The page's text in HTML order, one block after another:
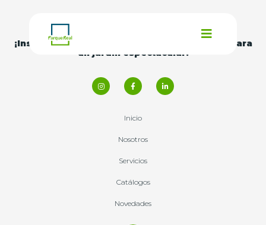
¡Inspírate con nuestras
para
un jardín espectacular!
Inicio
Nosotros
Servicios
Catálogos
Novedades